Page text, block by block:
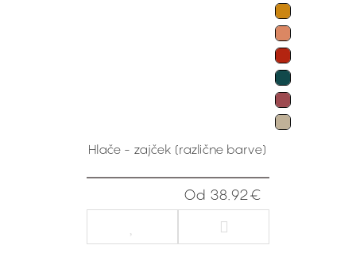
Hlače - zajček (različne barve)
Od 38.92€